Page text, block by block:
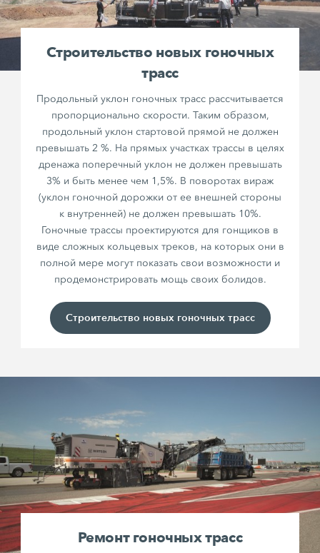
Строительство новых гоночных
трасс
Продольный уклон гоночных трасс рассчитывается
пропорционально скорости. Таким образом,
продольный уклон стартовой прямой не должен
превышать 2 %. На прямых участках трассы в целях
дренажа поперечный уклон не должен превышать
3% и быть менее чем 1,5%. В поворотах вираж
(уклон гоночной дорожки от ее внешней стороны
к внутренней) не должен превышать 10%.
Гоночные трассы проектируются для гонщиков в
виде сложных кольцевых треков, на которых они в
полной мере могут показать свои возможности и
продемонстрировать мощь своих болидов.
Строительство новых гоночных трасс
Ремонт гоночных трасс